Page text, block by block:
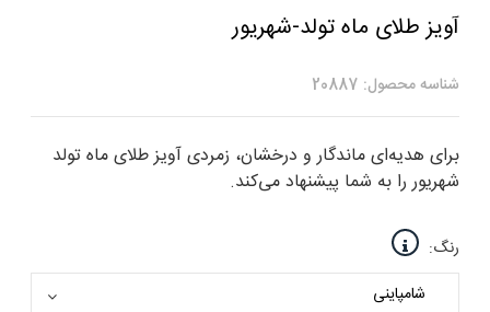
آویز طلای ماه تولد-شهریور
شناسه محصول: 20887
برای هدیه‌ای ماندگار و درخشان، زمردی آویز طلای ماه تولد
شهریور را به شما پیشنهاد می‌کند.
رنگ: